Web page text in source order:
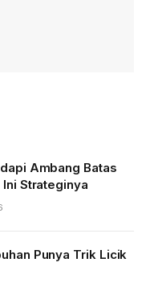
Ambang Batas
Strateginya
Punya Trik Licik